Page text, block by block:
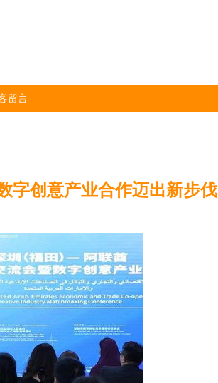
留言
字创意产业合作迈出新步伐